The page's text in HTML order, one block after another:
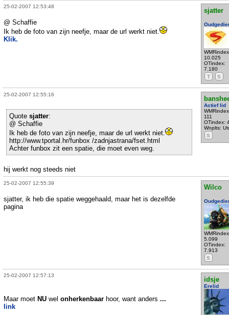
25-02-2007 12:53:48
sjatter
10.025
OTindex:
7.180
T
S
@ Schaffie
Ik heb de foto van zijn neefje, maar de url werkt niet.
Klik.
25-02-2007 12:55:16
Actief lid
111
OTindex:
Wnplts:
S
Quote sjatter:
@ Schaffie
Ik heb de foto van zijn neefje, maar de url werkt niet.
http://www.tportal.hr/funbox /zadnjastrana/fset.html
Achter funbox zit een spatie, die moet even weg.
hij werkt nog steeds niet
25-02-2007 12:55:39
Wilco
5.099
OTindex:
7.913
S
sjatter, ik heb die spatie weggehaald, maar het is dezelfde
pagina
25-02-2007 12:57:13
idsje
Erelid
Maar moet NU wel onherkenbaar hoor, want anders ...
link